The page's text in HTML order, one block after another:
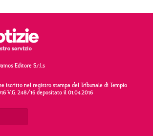
Editore S.r.l.s
iscritto nel registro stampa del Tribunale di Tempio
V.G. 248/16 depositato il 01.04.2016